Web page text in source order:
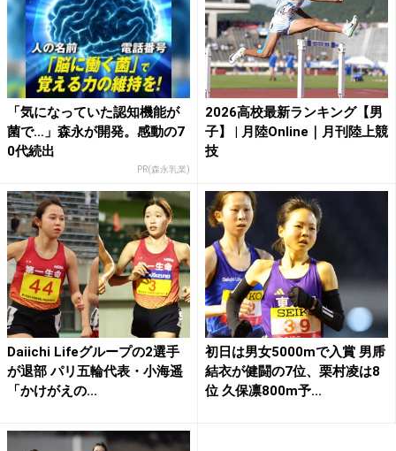
「気になっていた認知機能が
菌で…」森永が開発。感動の7
0代続出
PR(森永乳業)
2026高校最新ランキング【男
子】 | 月陸Online｜月刊陸上競
技
Daiichi Lifeグループの2選手
が退部 パリ五輪代表・小海遥
「かけがえの...
初日は男女5000mで入賞 男乕
結衣が健闘の7位、栗村凌は8
位 久保凛800m予...